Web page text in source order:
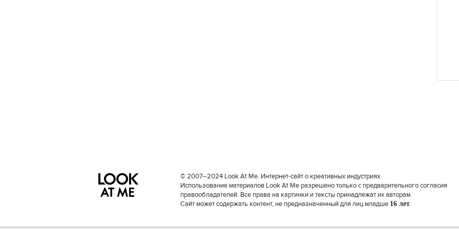
© 2007–2024 Look At Me. Интернет-сайт о креативных индустриях.
Использование материалов Look At Me разрешено только с предварительного согласия
правообладателей. Все права на картинки и тексты принадлежат их авторам.
Сайт может содержать контент, не предназначенный для лиц младше 16 лет.